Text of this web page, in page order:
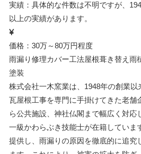
実績：具体的な件数は不明ですが、
以上の実績があります。
価格：30万～80万円程度
雨漏り修理カバー工法屋根葺き替え 雨
塗装
株式会社一木窯業は、1948年の創業以
瓦屋根工事を専門に手掛けてきた老舗
ら公共施設、神社仏閣まで幅広く対応
一級かわらぶき技能士が在籍していま
提供し、雨漏りの原因を徹底的に追究